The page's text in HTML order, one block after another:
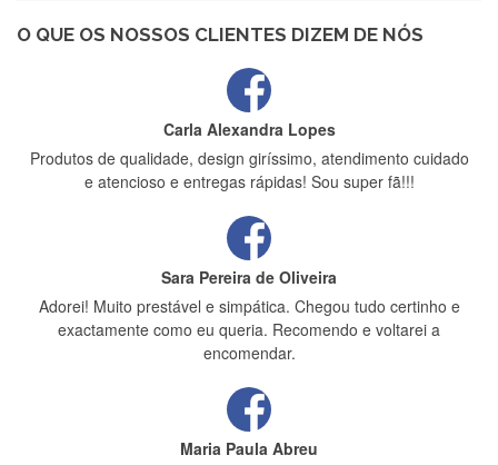
O QUE OS NOSSOS CLIENTES DIZEM DE NÓS
estrelas
Carla Alexandra Lopes
Produtos de qualidade, design giríssimo, atendimento cuidado
e atencioso e entregas rápidas! Sou super fã!!!
Sara Pereira de Oliveira
Adorei! Muito prestável e simpática. Chegou tudo certinho e
exactamente como eu queria. Recomendo e voltarei a
encomendar.
Maria Paula Abreu